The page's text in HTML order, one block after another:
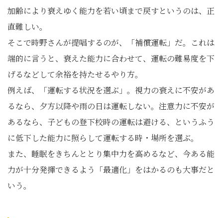
加齢により衰えゆく能力を若い頃まで戻すというのは、正
直難しい。
そこで時野さんが提唱するのが、「補償運転」だ。これは
端的に言うと、衰えた能力に合わせて、運転の難易度を下
げるなどして余裕を持たせるやり方。
例えば、「運転する状況を選ぶ」。視力の衰えに不安があ
るなら、夕方以降や雨の日は運転しない。注意力に不安が
あるなら、子どもの登下校時の運転は避ける、というふう
に低下した能力に照らして運転する時・場所を選ぶ。
また、睡眠をきちんととり集中力を高めるなど、今ある能
力が十分発揮できるよう「最適化」をはかるのも大事だと
いう。